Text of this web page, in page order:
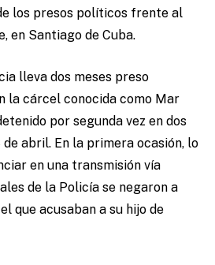
los presos políticos frente al
en Santiago de Cuba.
lleva dos meses preso
la cárcel conocida como Mar
por segunda vez en dos
abril. En la primera ocasión, lo
en una transmisión vía
de la Policía se negaron a
que acusaban a su hijo de